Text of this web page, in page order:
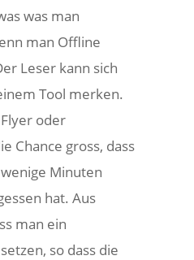
was man
man Offline
Leser kann sich
Tool merken.
oder
Chance gross, dass
Minuten
hat. Aus
man ein
so dass die